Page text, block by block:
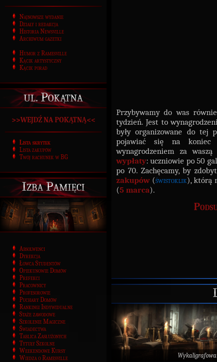
Najnowsze wydanie
Działy i redakcja
Historia Newsville
Archiwum gazetki
Humor z Ramesville
Kącik artystyczny
Kącik porad
ul. Pokątna
>>WEJDŹ NA POKĄTNĄ<<
Lista skrytek
Lista zakupów
Twój rachunek w BG
Izba Pamięci
Absolwenci
Dyrekcja
Łowca Studentów
Opiekunowie Domów
Prefekci
Pracownicy
Profesorowie
Puchary Domów
Rankingi Indywidualne
Staże zawodowe
Szkolenie Magiczne
Świadectwa
Tablica Zasłużonych
Tytuły Szkolne
Weekendowe Kursy
Wiedza o Ramesville
Przybywamy do was
tydzień. Jest to
były organizowane do tej
pojawiać się na
wynagrodzeniem za
wypłaty: uczniowie po 50
po 70. Zachęcamy, by
zakupów(świstoklik), którą
(5 marca).